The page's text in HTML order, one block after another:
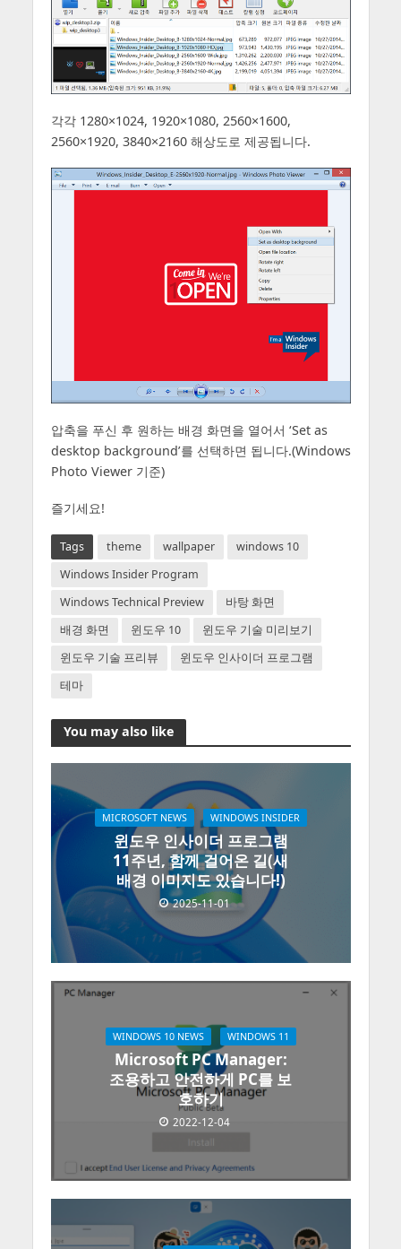
각각 1280×1024, 1920×1080, 2560×1600,
2560×1920, 3840×2160 해상도로 제공됩니다.
압축을 푸신 후 원하는 배경 화면을 열어서 ‘Set as
desktop background’를 선택하면 됩니다.(Windows
Photo Viewer 기준)
즐기세요!
Tags theme wallpaper
windows 10
Windows Insider Program
Windows Technical Preview
바탕 화면
배경 화면
윈도우 10
윈도우 기술 미리보기
윈도우 기술 프리뷰
윈도우 인사이더 프로그램
테마
You may also like
MICROSOFT NEWS WINDOWS INSIDER
윈도우 인사이더 프로그램
11주년, 함께 걸어온 길(새
배경 이미지도 있습니다!)
2025-11-01
WINDOWS 10 NEWS WINDOWS 11
Microsoft PC Manager:
조용하고 안전하게 PC를 보
호하기
2022-12-04